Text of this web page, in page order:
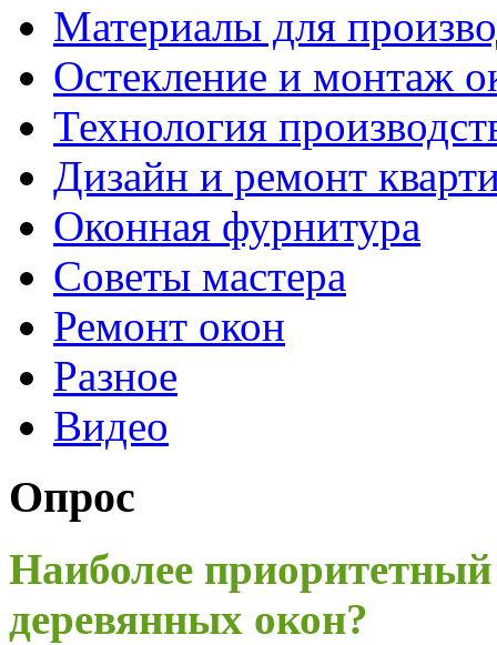
Материалы для
Остекление и монтаж
Технология
Дизайн и ремонт
Оконная фурнитура
Советы мастера
Ремонт окон
Разное
Видео
Опрос
Наиболее
деревянных окон?